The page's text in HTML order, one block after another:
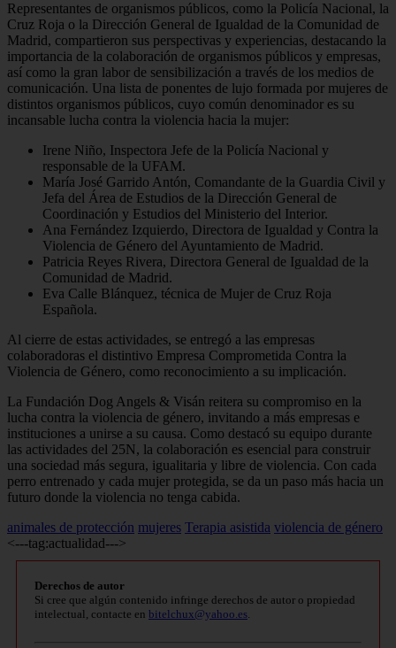
Representantes de organismos públicos, como la Policía Nacional, la
Cruz Roja o la Dirección General de Igualdad de la Comunidad de
Madrid, compartieron sus perspectivas y experiencias, destacando la
importancia de la colaboración de organismos públicos y empresas,
así como la gran labor de sensibilización a través de los medios de
comunicación. Una lista de ponentes de lujo formada por mujeres de
distintos organismos públicos, cuyo común denominador es su
incansable lucha contra la violencia hacia la mujer:
Irene Niño, Inspectora Jefe de la Policía Nacional y
responsable de la UFAM.
María José Garrido Antón, Comandante de la Guardia Civil y
Jefa del Área de Estudios de la Dirección General de
Coordinación y Estudios del Ministerio del Interior.
Ana Fernández Izquierdo, Directora de Igualdad y Contra la
Violencia de Género del Ayuntamiento de Madrid.
Patricia Reyes Rivera, Directora General de Igualdad de la
Comunidad de Madrid.
Eva Calle Blánquez, técnica de Mujer de Cruz Roja
Española.
Al cierre de estas actividades, se entregó a las empresas
colaboradoras el distintivo Empresa Comprometida Contra la
Violencia de Género, como reconocimiento a su implicación.
La Fundación Dog Angels & Visán reitera su compromiso en la
lucha contra la violencia de género, invitando a más empresas e
instituciones a unirse a su causa. Como destacó su equipo durante
las actividades del 25N, la colaboración es esencial para construir
una sociedad más segura, igualitaria y libre de violencia. Con cada
perro entrenado y cada mujer protegida, se da un paso más hacia un
futuro donde la violencia no tenga cabida.
animales de protección mujeres Terapia asistida violencia de género
<---tag:actualidad--->
Derechos de autor
Si cree que algún contenido infringe derechos de autor o propiedad
intelectual, contacte en bitelchux@yahoo.es.